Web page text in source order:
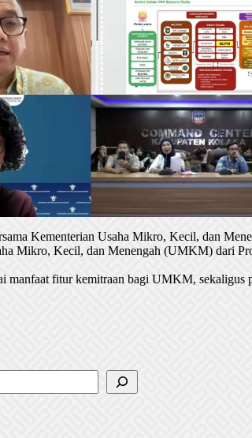
Kementerian Usaha Mikro, Kecil, dan
Mikro, Kecil, dan Menengah (UMKM) dari
fitur kemitraan bagi UMKM, sekaligus